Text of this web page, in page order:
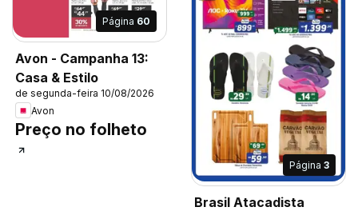
Página 60
Avon - Campanha 13:
Casa & Estilo
de segunda-feira 10/08/2026
Avon
Preço no folheto
Página 3
Brasil Atacadista